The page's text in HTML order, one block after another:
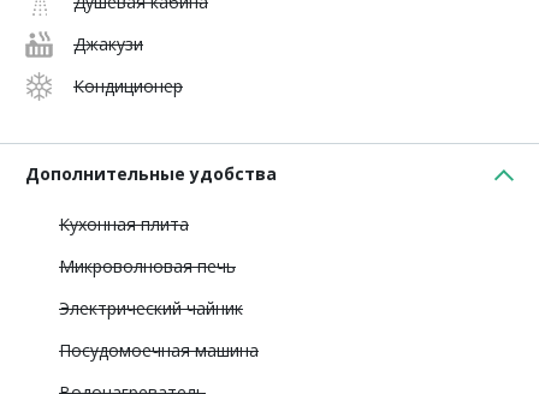
Джакузи
Кондиционер
Дополнительные удобства
Кухонная плита
Микроволновая печь
Электрический чайник
Посудомоечная машина